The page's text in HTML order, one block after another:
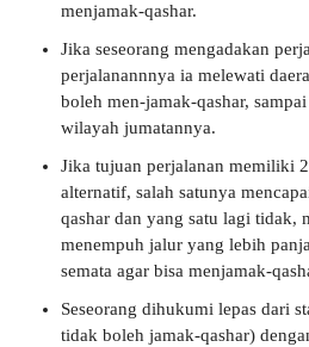
menjamak-qashar.
Jika seseorang mengadakan
perjalanannnya ia melewati
boleh men-jamak-qashar,
wilayah jumatannya.
Jika tujuan perjalanan memiliki
alternatif, salah satunya
qashar dan yang satu lagi tidak,
menempuh jalur yang lebih
semata agar bisa menjamak-
Seseorang dihukumi lepas dari
tidak boleh jamak-qashar)